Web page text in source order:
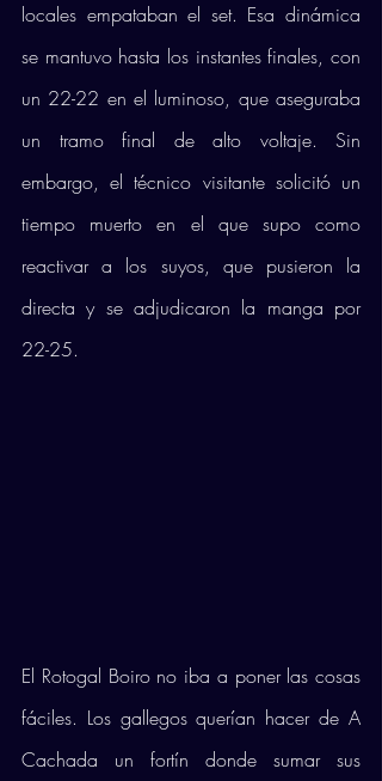
locales empataban el set. Esa dinámica
se mantuvo hasta los instantes finales, con
un 22-22 en el luminoso, que aseguraba
un tramo final de alto voltaje. Sin
embargo, el técnico visitante solicitó un
tiempo muerto en el que supo como
reactivar a los suyos, que pusieron la
directa y se adjudicaron la manga por
22-25.
El Rotogal Boiro no iba a poner las cosas
fáciles. Los gallegos querían hacer de A
Cachada un fortín donde sumar sus